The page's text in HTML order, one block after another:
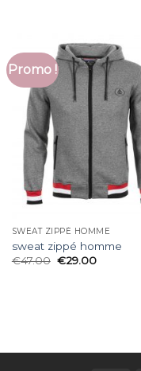
Promo !
SWEAT ZIPPÉ HOMME
sweat zippé homme
€47.00 €29.00